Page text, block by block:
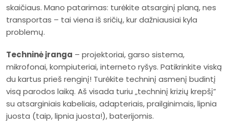
skaičiaus. Mano patarimas: turėkite atsarginį planą, nes
transportas – tai viena iš sričių, kur dažniausiai kyla
problemų.
Techninė įranga – projektoriai, garso sistema,
mikrofonai, kompiuteriai, interneto ryšys. Patikrinkite viską
du kartus prieš renginį! Turėkite techninį asmenį budintį
visą parodos laiką. Aš visada turiu „techninį krizių krepšį”
su atsarginiais kabeliais, adapteriais, prailginimais, lipnia
juosta (taip, lipnia juosta!), baterijomis.